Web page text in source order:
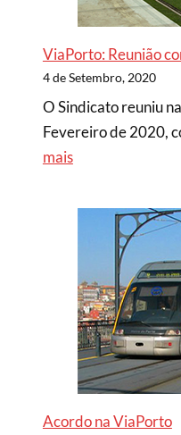
ViaPorto: Reunião
4 de Setembro, 2020
O Sindicato reuniu
Fevereiro de 2020,
mais
Acordo na ViaPorto